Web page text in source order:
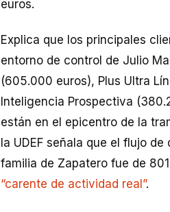
euros.
Explica que los principales
entorno de control de Julio
(605.000 euros), Plus Ultra
Inteligencia Prospectiva
están en el epicentro de la
la UDEF señala que el flujo
familia de Zapatero fue de
“carente de actividad real”.